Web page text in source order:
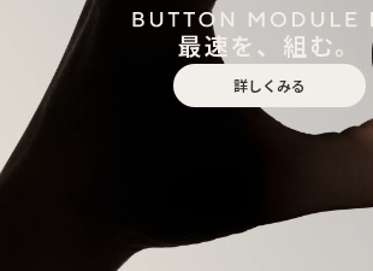
最速を、組む。
詳しくみる